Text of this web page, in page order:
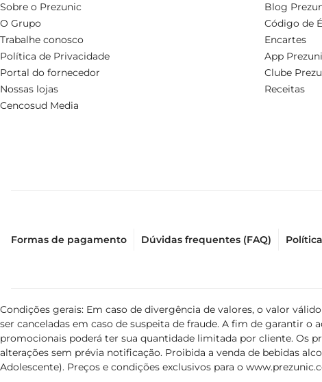
Sobre o Prezunic
O Grupo
Trabalhe conosco
Política de Privacidade
Portal do fornecedor
Nossas lojas
Cencosud Media
Blog
Código de
Encartes
App
Clube
Receitas
Formas de pagamento Dúvidas frequentes (FAQ)
Condições gerais: Em caso de divergência de valores, o valor
ser canceladas em caso de suspeita de fraude. A fim de garantir
promocionais poderá ter sua quantidade limitada por cliente. Os
alterações sem prévia notificação. Proibida a venda de bebidas
Adolescente). Preços e condições exclusivos para o